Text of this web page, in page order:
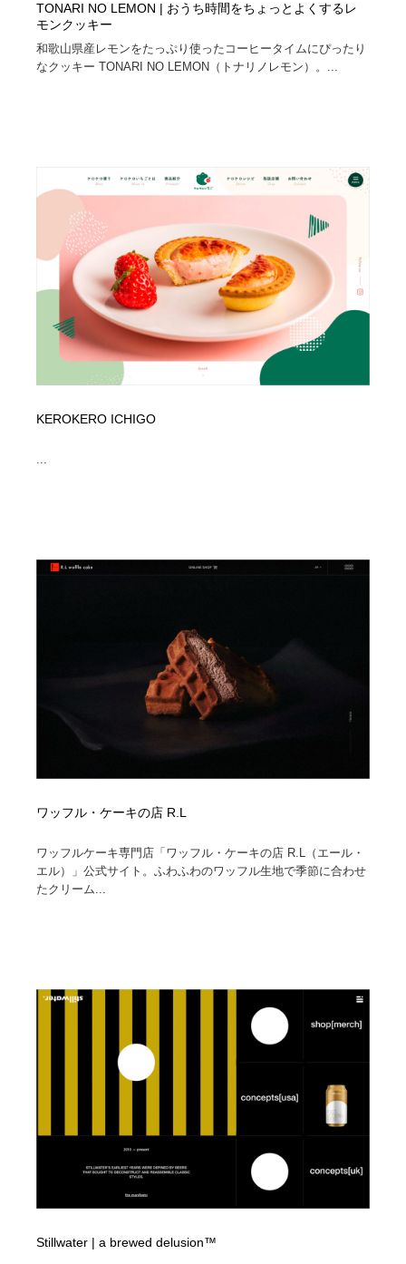
TONARI NO LEMON | おうち時間をちょっとよくするレ
モンクッキー
和歌山県産レモンをたっぷり使ったコーヒータイムにぴったり
なクッキー TONARI NO LEMON（トナリノレモン）。...
KEROKERO ICHIGO
...
ワッフル・ケーキの店 R.L
ワッフルケーキ専門店「ワッフル・ケーキの店 R.L（エール・
エル）」公式サイト。ふわふわのワッフル生地で季節に合わせ
たクリーム...
Stillwater | a brewed delusion™